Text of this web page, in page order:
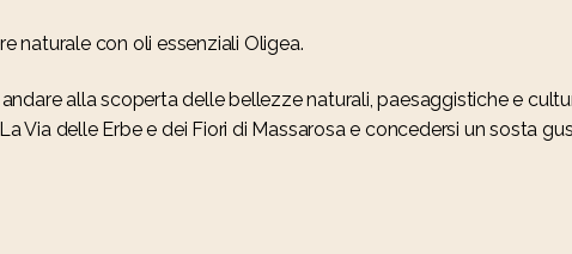
naturale con oli essenziali Oligea.
alla scoperta delle bellezze naturali, paesaggistiche e
Via delle Erbe e dei Fiori di Massarosa e concedersi un sosta